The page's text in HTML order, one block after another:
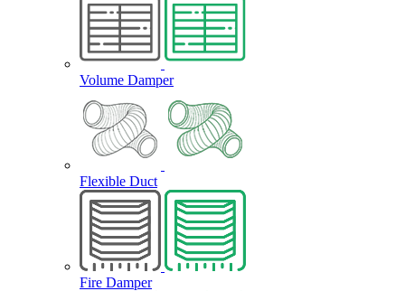
Volume Damper
Flexible Duct
Fire Damper